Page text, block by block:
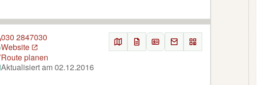
030 2847030
Website
Route planen
Aktualisiert am 02.12.2016